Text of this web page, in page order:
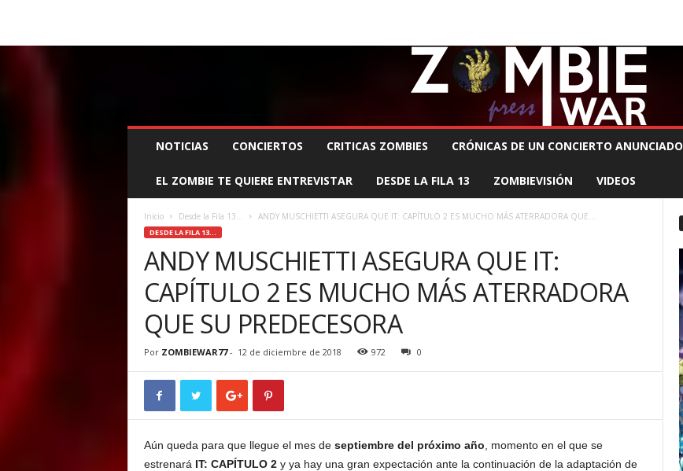
I
NOTICIAS CONCIERTOS CRITICAS ZOMBIES CRÓNICAS DE UN CONCIERTO ANUNCIADO
EL ZOMBIE TE QUIERE ENTREVISTAR DESDE LA FILA 13 ZOMBIEVISIÓN VIDEOS
Inicio Desde la Fila 13... ANDY MUSCHIETTI ASEGURA QUE IT: CAPÍTULO 2 ES MUCHO MÁS ATERRADORA QUE...
DESDE LA FILA 13...
ANDY MUSCHIETTI ASEGURA QUE IT:
CAPÍTULO 2 ES MUCHO MÁS ATERRADORA
QUE SU PREDECESORA
Por ZOMBIEWAR77- 12 de diciembre de 2018 972 0
Aún queda para que llegue el mes de septiembre del próximo año , momento en el que se
estrenará IT: CAPÍTULO 2y ya hay una gran expectación ante la continuación de la adaptación de